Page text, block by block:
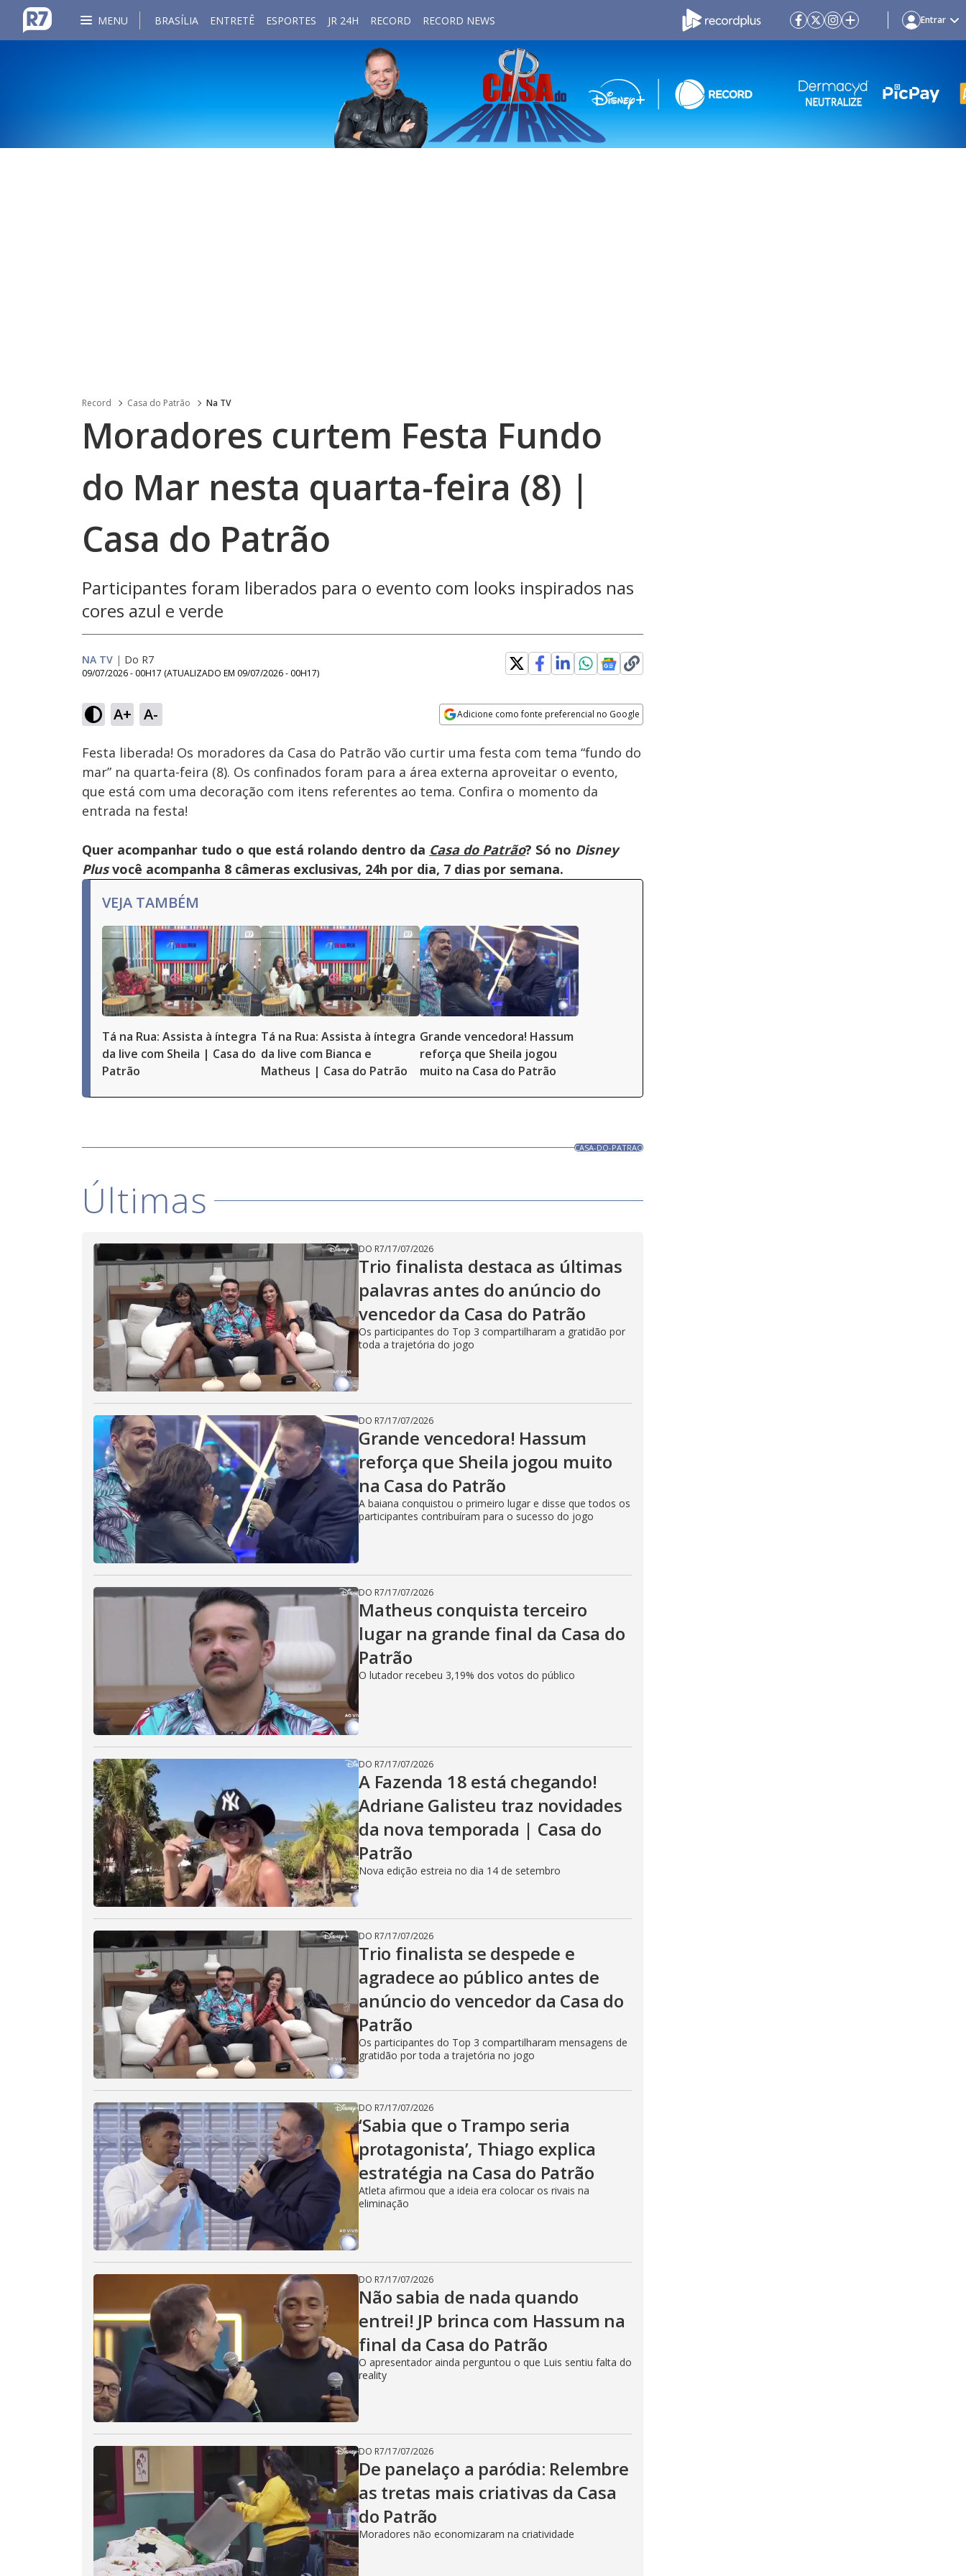
MENU BRASÍLIA ENTRETÊ ESPORTES JR 24H RECORD RECORD NEWS Entrar
Record Casa do Patrão Na TV
Moradores curtem Festa Fundo
do Mar nesta quarta-feira (8) |
Casa do Patrão
Participantes foram liberados para o evento com looks inspirados nas
cores azul e verde
NA TV | Do R7
09/07/2026 - 00H17 (ATUALIZADO EM 09/07/2026 - 00H17)
A+ A- Adicione como fonte preferencial no Google
Ativar
Som
11.67%
Velocidade
Festa liberada! Os moradores da Casa do Patrão vão curtir uma festa com tema “fundo do
mar” na quarta-feira (8). Os confinados foram para a área externa aproveitar o evento,
que está com uma decoração com itens referentes ao tema. Confira o momento da
entrada na festa!
Quer acompanhar tudo o que está rolando dentro da Casa do Patrão? Só no Disney
Plusvocê acompanha 8 câmeras exclusivas, 24h por dia, 7 dias por semana.
VEJA TAMBÉM
Tá na Rua: Assista à íntegra
da live com Sheila | Casa do
Patrão
Tá na Rua: Assista à íntegra
da live com Bianca e
Matheus | Casa do Patrão
Grande vencedora! Hassum
reforça que Sheila jogou
muito na Casa do Patrão
CASA-DO-PATRAO
Últimas
DO R7/17/07/2026
Trio finalista destaca as últimas
palavras antes do anúncio do
vencedor da Casa do Patrão
Os participantes do Top 3 compartilharam a gratidão por
toda a trajetória do jogo
DO R7/17/07/2026
Grande vencedora! Hassum
reforça que Sheila jogou muito
na Casa do Patrão
A baiana conquistou o primeiro lugar e disse que todos os
participantes contribuíram para o sucesso do jogo
DO R7/17/07/2026
Matheus conquista terceiro
lugar na grande final da Casa do
Patrão
O lutador recebeu 3,19% dos votos do público
DO R7/17/07/2026
A Fazenda 18 está chegando!
Adriane Galisteu traz novidades
da nova temporada | Casa do
Patrão
Nova edição estreia no dia 14 de setembro
DO R7/17/07/2026
Trio finalista se despede e
agradece ao público antes de
anúncio do vencedor da Casa do
Patrão
Os participantes do Top 3 compartilharam mensagens de
gratidão por toda a trajetória no jogo
DO R7/17/07/2026
‘Sabia que o Trampo seria
protagonista’, Thiago explica
estratégia na Casa do Patrão
Atleta afirmou que a ideia era colocar os rivais na
eliminação
DO R7/17/07/2026
Não sabia de nada quando
entrei! JP brinca com Hassum na
final da Casa do Patrão
O apresentador ainda perguntou o que Luis sentiu falta do
reality
DO R7/17/07/2026
De panelaço a paródia: Relembre
as tretas mais criativas da Casa
do Patrão
Moradores não economizaram na criatividade